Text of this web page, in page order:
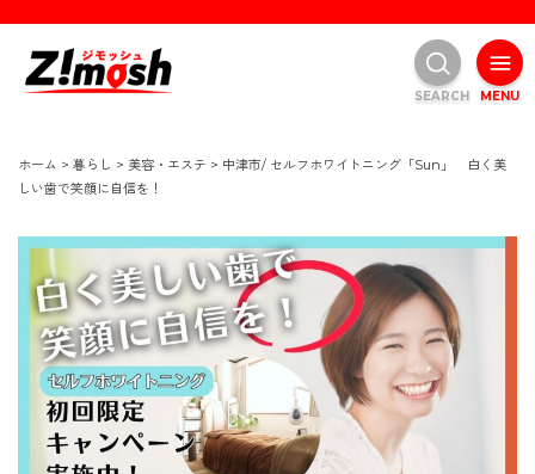
ホーム > 暮らし > 美容・エステ > 中津市/ セルフホワイトニング「Sun」 白く美
しい歯で笑顔に自信を！
MENU
SEARCH